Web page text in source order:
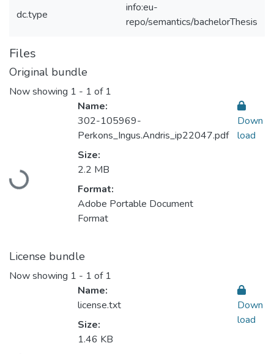
dc.type
info:eu-
repo/semantics/bachelorThesis
Files
Original bundle
Now showing 1 - 1 of 1
Loading...
Name:
302-105969-
Perkons_Ingus.Andris_ip22047.pdf
Size:
2.2 MB
Format:
Adobe Portable Document
Format
Down
load
License bundle
Now showing 1 - 1 of 1
Name:
license.txt
Size:
1.46 KB
Down
load